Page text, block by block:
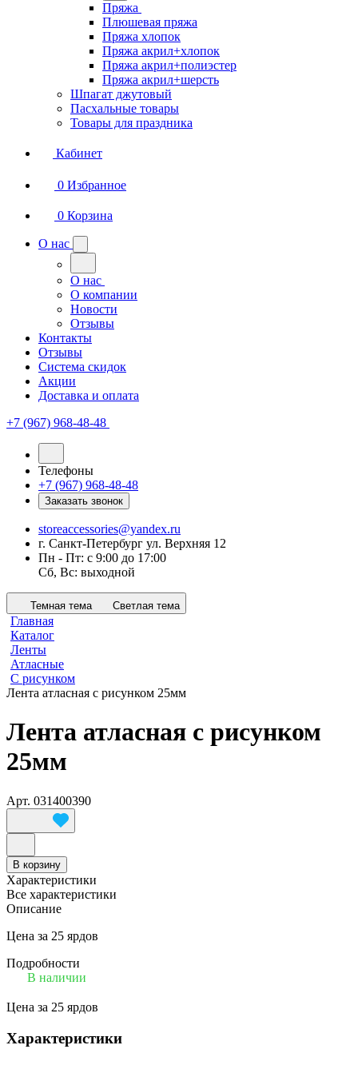
Пряжа
Плюшевая пряжа
Пряжа хлопок
Пряжа акрил+хлопок
Пряжа акрил+полиэстер
Пряжа акрил+шерсть
Шпагат джутовый
Пасхальные товары
Товары для праздника
Кабинет
0 Избранное
0 Корзина
О нас
О нас
О компании
Новости
Отзывы
Контакты
Отзывы
Система скидок
Акции
Доставка и оплата
+7 (967) 968-48-48
Телефоны
+7 (967) 968-48-48
Заказать звонок
storeaccessories@yandex.ru
г. Санкт-Петербург ул. Верхняя 12
Пн - Пт: с 9:00 до 17:00
Сб, Вс: выходной
Темная тема Светлая тема
Главная
Каталог
Ленты
Атласные
С рисунком
Лента атласная с рисунком 25мм
Лента атласная с рисунком
25мм
Арт. 031400390
В корзину
Характеристики
Все характеристики
Описание
Цена за 25 ярдов
Подробности
В наличии
Цена за 25 ярдов
Характеристики